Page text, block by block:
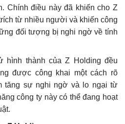
Chính điều này đã khiến cho Z
từ nhiều người và khiến công
đối tượng bị nghi ngờ về tính
hình thành của Z Holding đều
được công khai một cách rõ
tăng sự nghi ngờ và lo ngại từ
công ty này có thể đang hoạt